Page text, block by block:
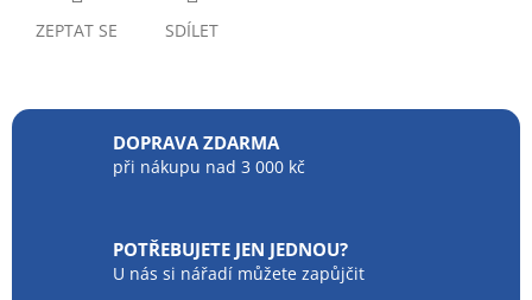
ZEPTAT SE SDÍLET
DOPRAVA ZDARMA
při nákupu nad 3 000 kč
POTŘEBUJETE JEN JEDNOU?
U nás si nářadí můžete zapůjčit